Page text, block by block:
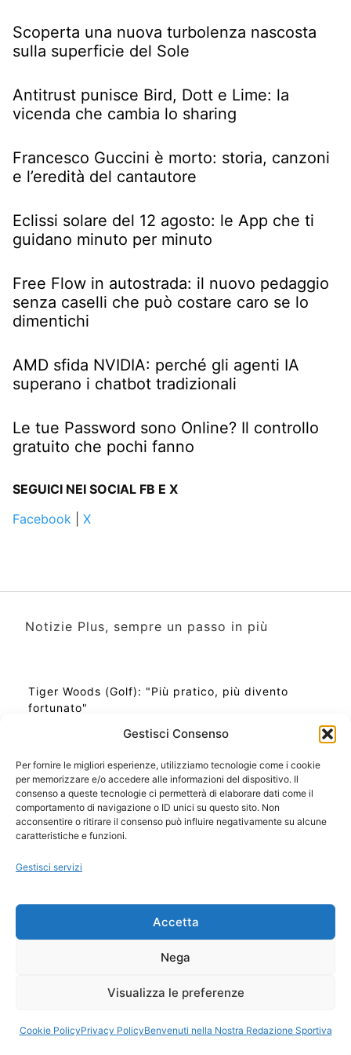
Gestisci Consenso
Per fornire le migliori esperienze, utilizziamo tecnologie come i cookie
per memorizzare e/o accedere alle informazioni del dispositivo. Il
consenso a queste tecnologie ci permetterà di elaborare dati come il
comportamento di navigazione o ID unici su questo sito. Non
acconsentire o ritirare il consenso può influire negativamente su alcune
caratteristiche e funzioni.
Gestisci servizi
Accetta
Nega
Visualizza le preferenze
Cookie PolicyPrivacy PolicyBenvenuti nella Nostra Redazione Sportiva
Scoperta una nuova turbolenza nascosta
sulla superficie del Sole
Antitrust punisce Bird, Dott e Lime: la
vicenda che cambia lo sharing
Francesco Guccini è morto: storia, canzoni
e l’eredità del cantautore
Eclissi solare del 12 agosto: le App che ti
guidano minuto per minuto
Free Flow in autostrada: il nuovo pedaggio
senza caselli che può costare caro se lo
dimentichi
AMD sfida NVIDIA: perché gli agenti IA
superano i chatbot tradizionali
Le tue Password sono Online? Il controllo
gratuito che pochi fanno
SEGUICI NEI SOCIAL FB E X
Facebook
X
Notizie Plus, sempre un passo in più
Tiger Woods (Golf): "Più pratico, più divento
fortunato"
Ora Esatta in Italia in questo momento
Ti Senti Strano Ultimamente? Potrebbe Essere per
la Risonanza di Schumann
Come Sapere Se Stai Ascendendo alla Quinta
Copyright 2026 NotiziePlus.com
📰 Contenuto Umano Verificato
Privacy Coockie
Pubblicità